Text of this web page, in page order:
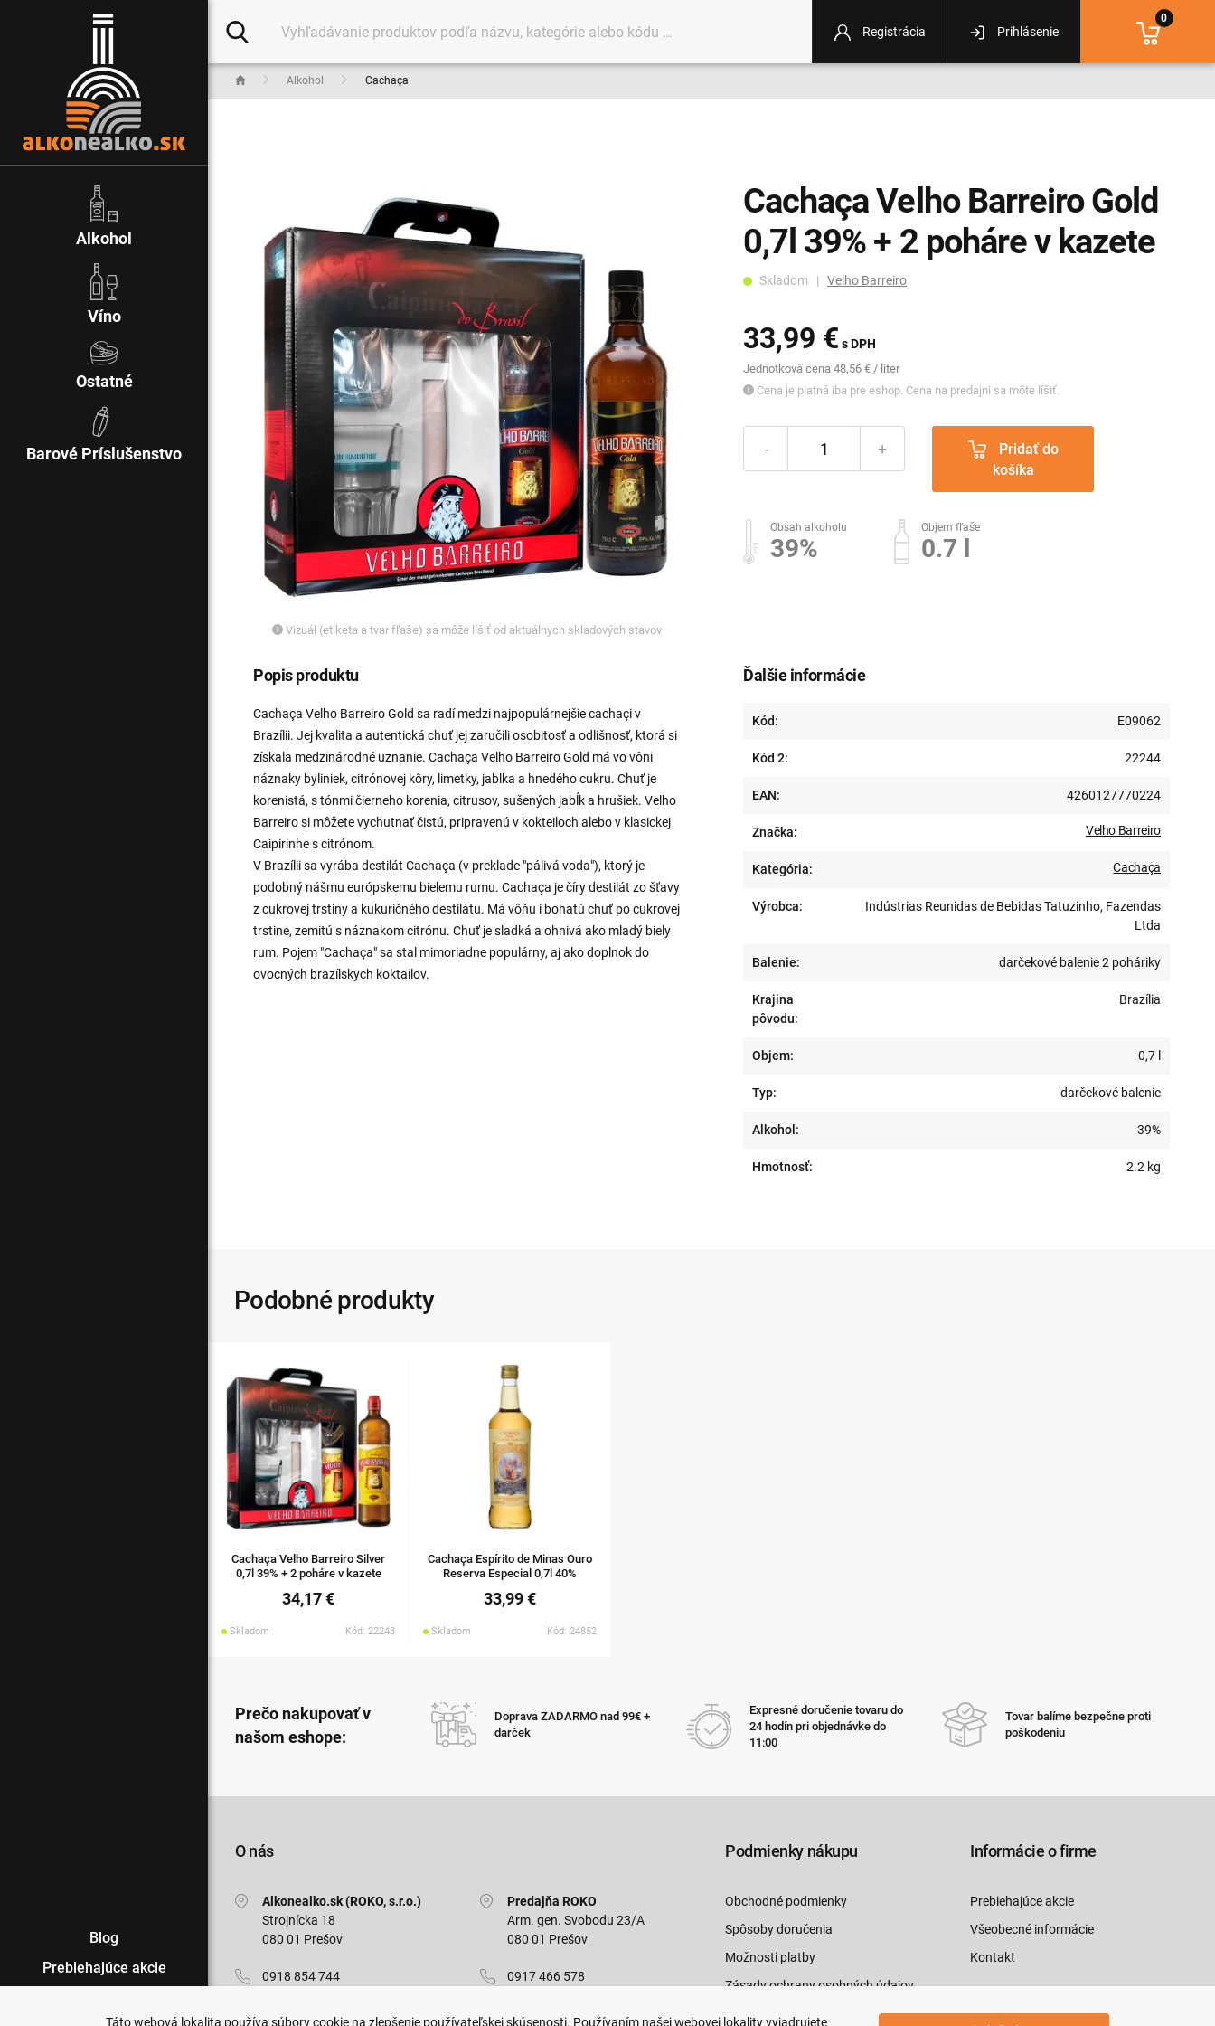
Alkohol Cachaça
Cachaça Velho Barreiro Gold
0,7l 39% + 2 poháre v kazete
Skladom | Velho Barreiro
33,99 € s DPH
Jednotková cena 48,56 € / liter
Cena je platná iba pre eshop. Cena na predajni sa môte líšiť.
- +
košíka
Obsah alkoholu
39%
Objem fľaše
0.7 l
Vizuál (etiketa a tvar fľaše) sa môže líšiť od aktuálnych skladových stavov
Ďalšie informácie
Kód: E09062
Kód 2: 22244
EAN: 4260127770224
Značka: Velho Barreiro
Kategória: Cachaça
Výrobca:
Indústrias Reunidas de Bebidas Tatuzinho, Fazendas
Ltda
Balenie: darčekové balenie 2 poháriky
Krajina
pôvodu:
Brazília
Objem: 0,7 l
Typ: darčekové balenie
Alkohol: 39%
Hmotnosť: 2.2 kg
Popis produktu
Cachaça Velho Barreiro Gold sa radí medzi najpopulárnejšie cachaçi v
Brazílii. Jej kvalita a autentická chuť jej zaručili osobitosť a odlišnosť, ktorá si
získala medzinárodné uznanie. Cachaça Velho Barreiro Gold má vo vôni
náznaky byliniek, citrónovej kôry, limetky, jablka a hnedého cukru. Chuť je
korenistá, s tónmi čierneho korenia, citrusov, sušených jabĺk a hrušiek. Velho
Barreiro si môžete vychutnať čistú, pripravenú v kokteiloch alebo v klasickej
Caipirinhe s citrónom.
V Brazílii sa vyrába destilát Cachaça (v preklade "pálivá voda"), ktorý je
podobný nášmu európskemu bielemu rumu. Cachaça je číry destilát zo šťavy
z cukrovej trstiny a kukuričného destilátu. Má vôňu i bohatú chuť po cukrovej
trstine, zemitú s náznakom citrónu. Chuť je sladká a ohnivá ako mladý biely
rum. Pojem "Cachaça" sa stal mimoriadne populárny, aj ako doplnok do
ovocných brazílskych koktailov.
Podobné produkty
Cachaça Velho Barreiro Silver
0,7l 39% + 2 poháre v kazete
34,17 €
Skladom Kód: 22243
Cachaça Espírito de Minas Ouro
Reserva Especial 0,7l 40%
33,99 €
Skladom Kód: 24852
Prečo nakupovať v
našom eshope:
Doprava ZADARMO nad 99€ +
darček
Expresné doručenie tovaru do
24 hodín pri objednávke do
11:00
Tovar balíme bezpečne proti
poškodeniu
O nás
Alkonealko.sk (ROKO, s.r.o.)
Strojnícka 18
080 01 Prešov
0918 854 744
Predajňa ROKO
Arm. gen. Svobodu 23/A
080 01 Prešov
0917 466 578
Podmienky nákupu
Obchodné podmienky
Spôsoby doručenia
Možnosti platby
Zásady ochrany osobných údajov
Informácie o firme
Prebiehajúce akcie
Všeobecné informácie
Kontakt
Registrácia Prihlásenie
0
Alkohol
Víno
Ostatné
Barové Príslušenstvo
Blog
Prebiehajúce akcie
Táto webová lokalita používa súbory cookie na zlepšenie používateľskej skúsenosti. Používaním našej webovej lokality vyjadrujete